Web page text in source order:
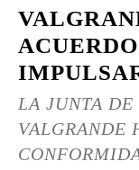
LA JUNTA
VALGRANDE